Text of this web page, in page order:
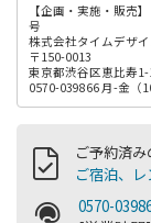
【企画・実施・販売】
号
株式会社タイムデザ
〒150-0013
東京都渋谷区恵比寿
0570-039866 月-金（
ご予約済
ご宿泊、
0570-